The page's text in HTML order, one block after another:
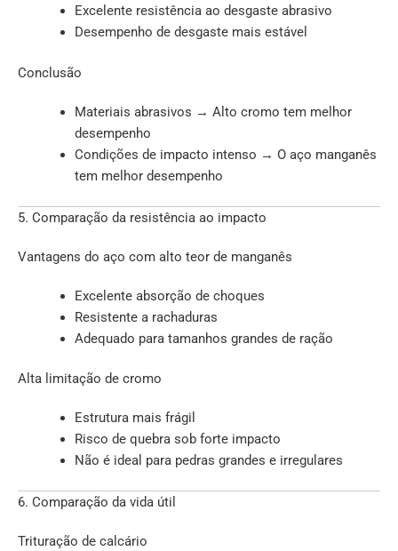
Excelente resistência ao desgaste abrasivo
Desempenho de desgaste mais estável
Conclusão
Materiais abrasivos → Alto cromo tem melhor
desempenho
Condições de impacto intenso → O aço manganês
tem melhor desempenho
5. Comparação da resistência ao impacto
Vantagens do aço com alto teor de manganês
Excelente absorção de choques
Resistente a rachaduras
Adequado para tamanhos grandes de ração
Alta limitação de cromo
Estrutura mais frágil
Risco de quebra sob forte impacto
Não é ideal para pedras grandes e irregulares
6. Comparação da vida útil
Trituração de calcário